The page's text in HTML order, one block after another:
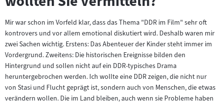
Mir war schon im Vorfeld klar, dass das Thema "DDR im Film" sehr oft
kontrovers und vor allem emotional diskutiert wird. Deshalb waren mir
zwei Sachen wichtig. Erstens: Das Abenteuer der Kinder steht immer im
Vordergrund. Zweitens: Die historischen Ereignisse bilden den
Hintergrund und sollen nicht auf ein DDR-typisches Drama
heruntergebrochen werden. Ich wollte eine DDR zeigen, die nicht nur
von Stasi und Flucht geprägt ist, sondern auch von Menschen, die etwas
verändern wollen. Die im Land bleiben, auch wenn sie Probleme haben